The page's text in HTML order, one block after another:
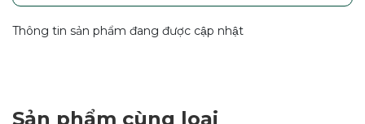
Thông tin sản phẩm đang được cập nhật
Sản phẩm cùng loại